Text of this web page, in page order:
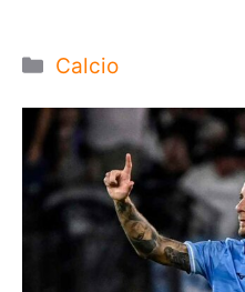
Categorie
Calcio